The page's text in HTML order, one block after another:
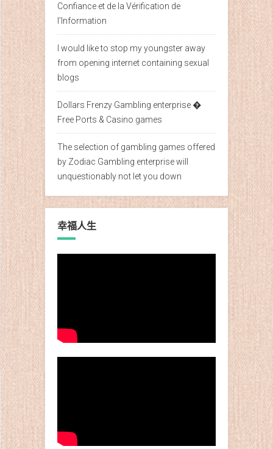
Confiance et de la Vérification de
l’Information
I would like to stop my youngster away
from opening internet containing sexual
blogs
Dollars Frenzy Gambling enterprise �
Free Ports & Casino games
The selection of gambling games offered
by Zodiac Gambling enterprise will
unquestionably not let you down
幸福人生